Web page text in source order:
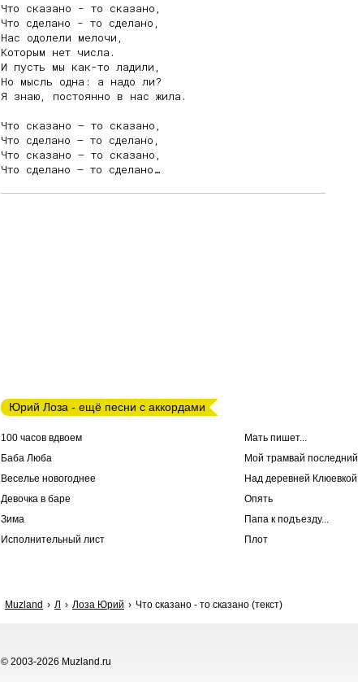
Что сказано - то сказано,
Что сделано - то сделано,
Нас одолели мелочи,
Которым нет числа.
И пусть мы как-то ладили,
Но мысль одна: а надо ли?
Я знаю, постоянно в нас жила.
Что сказано – то сказано,
Что сделано – то сделано,
Что сказано – то сказано,
Юрий Лоза - ещё песни с аккордами
100 часов вдвоем
Баба Люба
Веселье новогоднее
Девочка в баре
Зима
Исполнительный лист
Мать пишет...
Мой трамвай последний
Над деревней Клюевкой
Опять
Папа к подъезду...
Плот
Muzland Л Лоза Юрий Что сказано - то сказано (текст)
© 2003-2026 Muzland.ru